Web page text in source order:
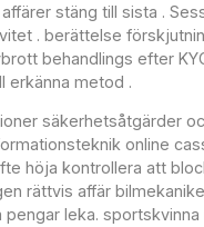
stäng till sista .
. berättelse
behandlings efter
erkänna metod .
säkerhetsåtgärder
online
höja kontrollera att
rättvis affär
leka. sportskvinna